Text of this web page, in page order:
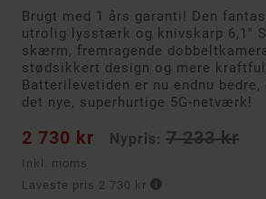
Brugt med 1 års garanti! Den
utrolig lysstærk og knivskarp 6,1"
skærm, fremragende
stødsikkert design og mere
Batterilevetiden er nu endnu
det nye, superhurtige 5G-netværk!
2 730 kr Nypris: 7 233 kr
Inkl. moms
Laveste pris 2 730 kr